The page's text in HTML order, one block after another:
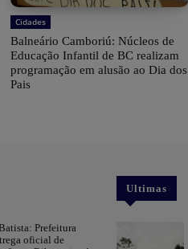
Cidades
Balneário Camboriú: Núcleos de
Educação Infantil de BC realizam
programação em alusão ao Dia dos
Pais
Prefeitura
oficial de
Ultimas